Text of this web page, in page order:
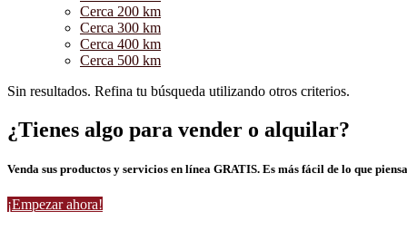
Cerca 200 km
Cerca 300 km
Cerca 400 km
Cerca 500 km
Sin resultados. Refina tu búsqueda utilizando otros criterios.
¿Tienes algo para vender o alquilar?
Venda sus productos y servicios en línea GRATIS. Es más fácil de lo que
¡Empezar ahora!